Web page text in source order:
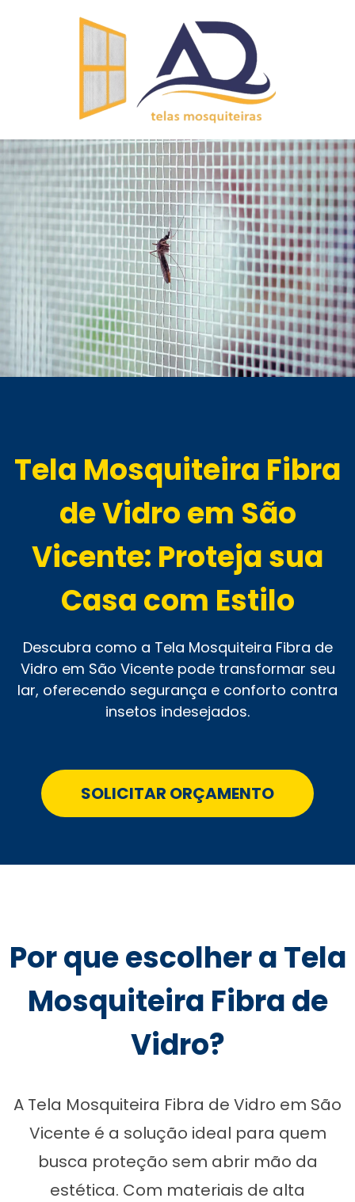
Tela Mosquiteira Fibra
de Vidro em São
Vicente: Proteja sua
Casa com Estilo
Descubra como a Tela Mosquiteira Fibra de
Vidro em São Vicente pode transformar seu
lar, oferecendo segurança e conforto contra
insetos indesejados.
SOLICITAR ORÇAMENTO
Por que escolher a Tela
Mosquiteira Fibra de
Vidro?
A Tela Mosquiteira Fibra de Vidro em São
Vicente é a solução ideal para quem
busca proteção sem abrir mão da
estética. Com materiais de alta